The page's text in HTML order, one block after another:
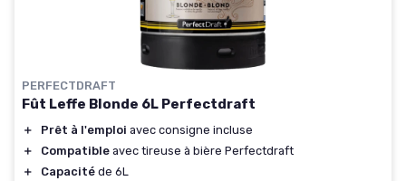
PERFECTDRAFT
Fût Leffe Blonde 6L Perfectdraft
＋ Prêt à l'emploi avec consigne incluse
＋
Compatible avec tireuse à bière Perfectdraft
＋
Capacité de 6L